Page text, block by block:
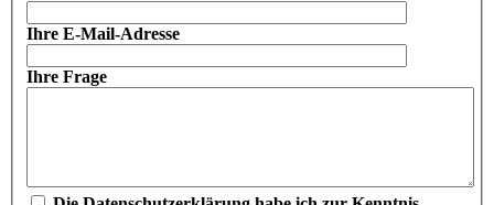
Ihre E-Mail-Adresse
Ihre Frage